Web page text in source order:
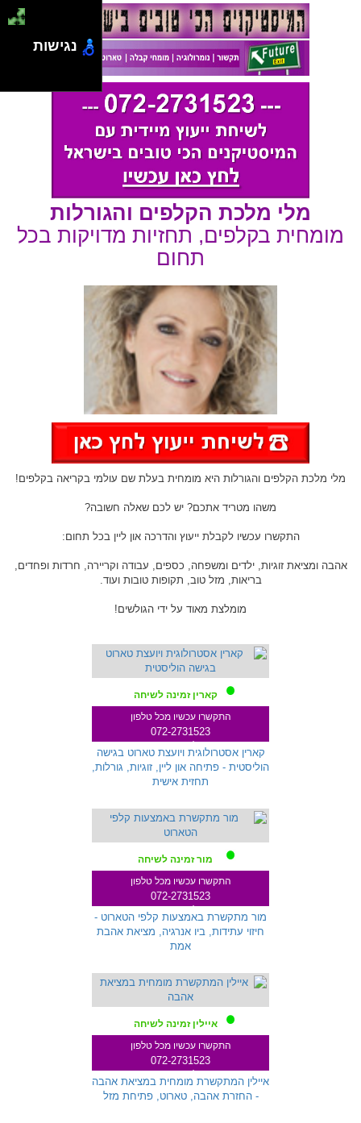
מלי מלכת הקלפים והגורלות
מומחית בקלפים, תחזיות מדויקות בכל
תחום
מלי מלכת הקלפים והגורלות היא מומחית בעלת שם עולמי בקריאה בקלפים!
משהו מטריד אתכם? יש לכם שאלה חשובה?
התקשרו עכשיו לקבלת ייעוץ והדרכה און ליין בכל תחום:
אהבה ומציאת זוגיות, ילדים ומשפחה, כספים, עבודה וקריירה, חרדות ופחדים,
בריאות, מזל טוב, תקופות טובות ועוד.
מומלצת מאוד על ידי הגולשים!
קארין זמינה לשיחה
התקשרו עכשיו מכל טלפון
072-2731523
שלוחה 271
קארין אסטרולוגית ויועצת טארוט בגישה
הוליסטית - פתיחה און ליין, זוגיות, גורלות,
תחזית אישית
מור זמינה לשיחה
התקשרו עכשיו מכל טלפון
072-2731523
מור מתקשרת באמצעות קלפי הטארוט -
חיזוי עתידות, ביו אנרגיה, מציאת אהבת
אמת
איילין זמינה לשיחה
התקשרו עכשיו מכל טלפון
072-2731523
איילין המתקשרת מומחית במציאת אהבה
- החזרת אהבה, טארוט, פתיחת מזל
נגישות